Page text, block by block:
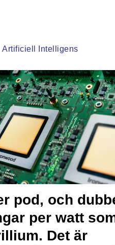
Artificiell Intelligens
pod, och
per watt
Det är